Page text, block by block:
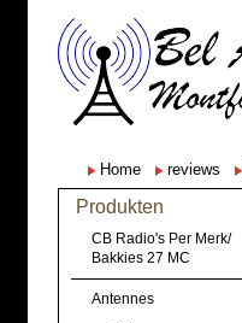
Home reviews
Produkten
CB Radio's Per Merk/
Bakkies 27 MC
Antennes